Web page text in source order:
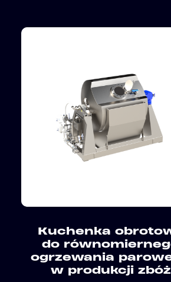
Kuchenka
do
ogrzewania
w produkcji zbóż